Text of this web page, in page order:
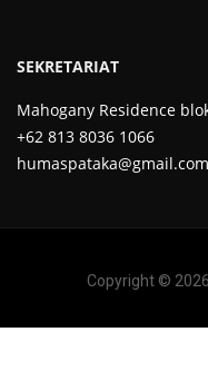
SEKRETARIAT
Mahogany Residence
+62 813 8036 1066
humaspataka@gmail.com
Copyright ©